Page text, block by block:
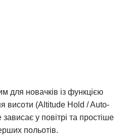
для новачків із функцією
висоти (Altitude Hold / Auto-
у повітрі та простіше
польотів.